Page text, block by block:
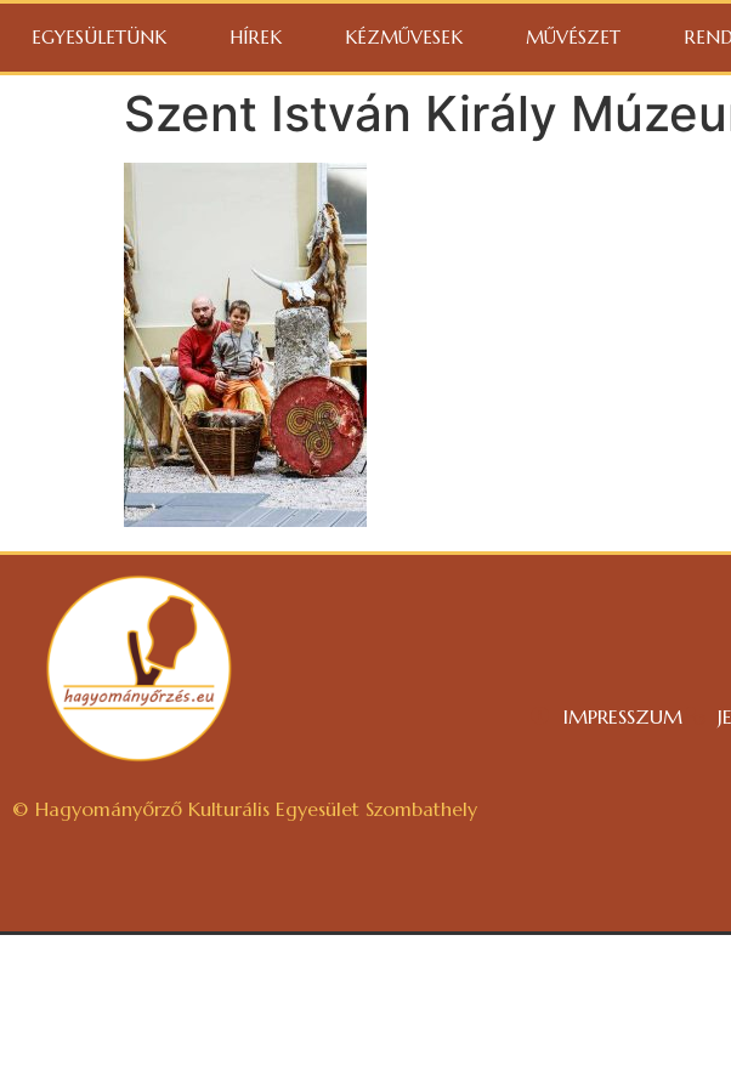
EGYESÜLETÜNK HÍREK KÉZMŰVESEK MŰVÉSZET
Szent István Király
IMPRESSZUM
© Hagyományőrző Kulturális Egyesület Szombathely